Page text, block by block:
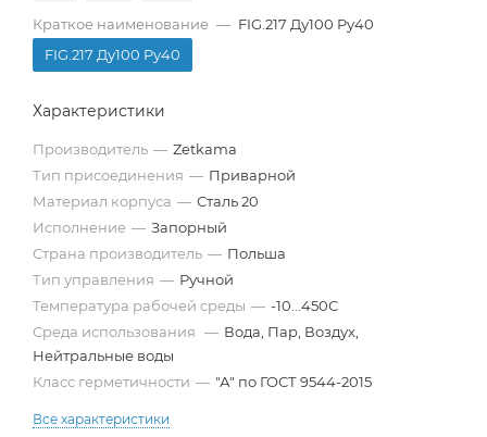
Краткое наименование — FIG.217 Ду100 Pу40
FIG.217 Ду100 Pу40
Характеристики
Производитель — Zetkama
Тип присоединения — Приварной
Материал корпуса — Сталь 20
Исполнение — Запорный
Страна производитель — Польша
Тип управления — Ручной
Температура рабочей среды — -10...450С
Среда использования — Вода, Пар, Воздух,
Нейтральные воды
Класс герметичности — "А" по ГОСТ 9544-2015
Все характеристики